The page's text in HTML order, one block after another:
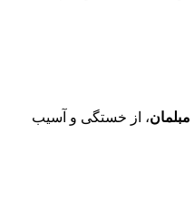
مبلمان، از خستگی و آسیب